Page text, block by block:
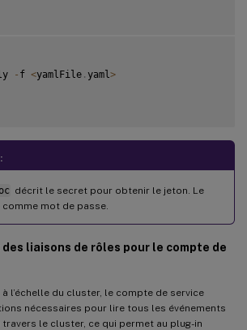
- f <yamlFile . yaml >
oc décrit le secret pour obtenir le jeton. Le
mot de passe.
liaisons de rôles pour le compte de
l’échelle du cluster, le compte de service
nécessaires pour lire tous les événements
le cluster, ce qui permet au plug-in